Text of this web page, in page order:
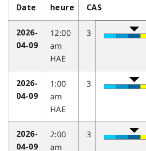
Date heure CAS
2026-
04-09
12:00
am
HAE
3
2026-
04-09
1:00
am
HAE
3
2026-
04-09
2:00
am
3